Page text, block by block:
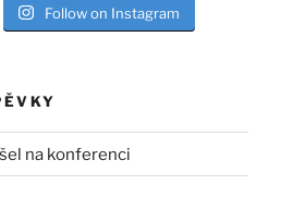
Follow on Instagram
na konferenci